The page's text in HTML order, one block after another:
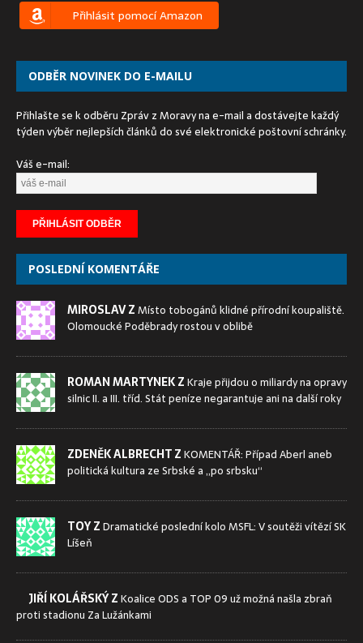
Přihlásit pomocí Amazon
ODBĚR NOVINEK DO E-MAILU
Přihlašte se k odběru Zpráv z Moravy na e-mail a dostávejte každý
týden výběr nejlepších článků do své elektronické poštovní schránky.
Váš e-mail:
POSLEDNÍ KOMENTÁŘE
MIROSLAV ZMísto tobogánů klidné přírodní koupaliště.
Olomoucké Poděbrady rostou v oblibě
ROMAN MARTYNEK ZKraje přijdou o miliardy na opravy
silnic II. a III. tříd. Stát peníze negarantuje ani na další roky
ZDENĚK ALBRECHT ZKOMENTÁŘ: Případ Aberl aneb
politická kultura ze Srbské a „po srbsku“
TOY ZDramatické poslední kolo MSFL: V soutěži vítězí SK
Líšeň
JIŘÍ KOLÁŘSKÝ ZKoalice ODS a TOP 09 už možná našla zbraň
proti stadionu Za Lužánkami